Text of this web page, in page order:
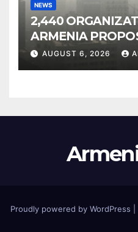
NEWS
2,440
ARMENIA
INCLUSION IN
AUGUST 6, 2026
Proudly powered by WordPress